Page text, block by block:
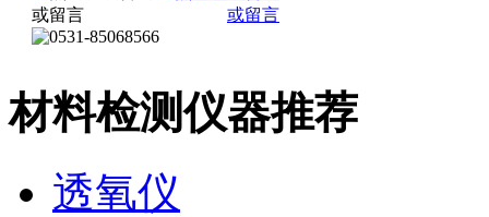
材料检测仪器推荐
透氧仪